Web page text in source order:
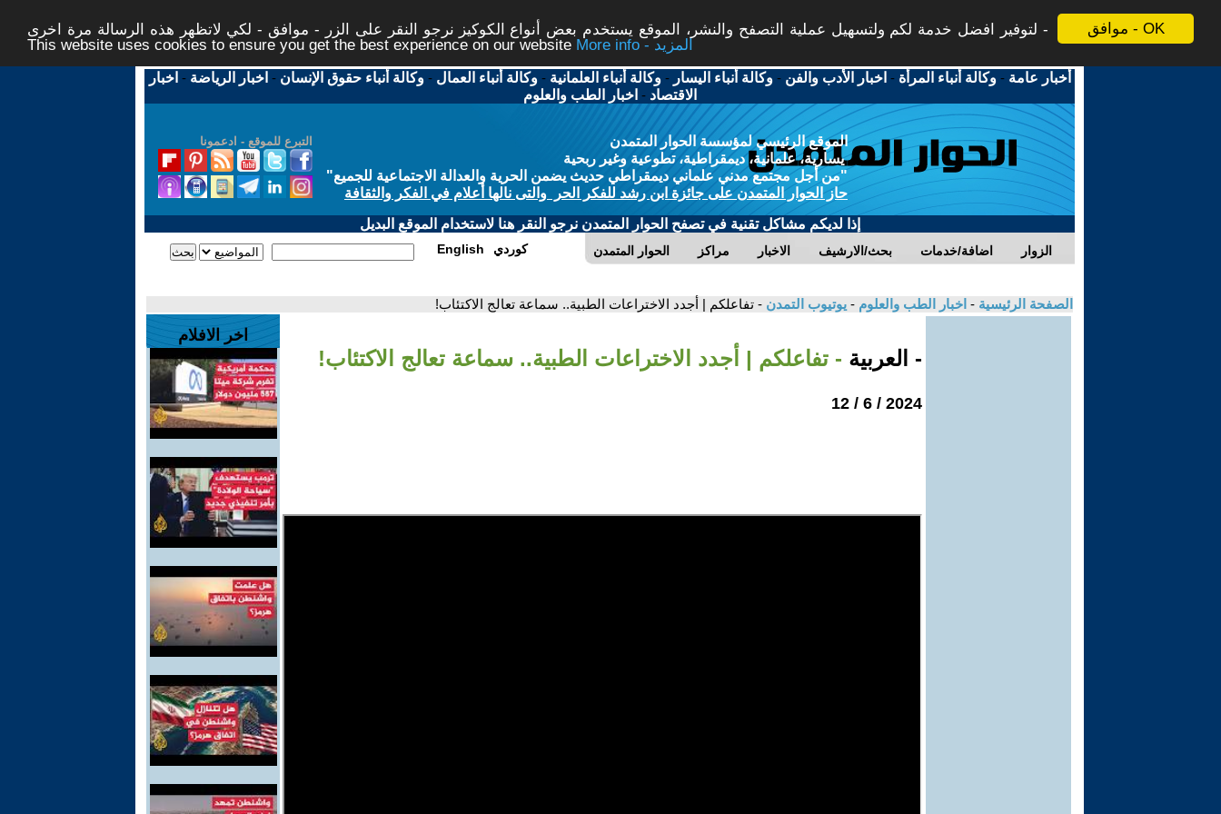
موافق - OK
لتوفير افضل خدمة لكم ولتسهيل عملية التصفح والنشر، الموقع يستخدم بعض أنواع الكوكيز نرجو النقر على الزر - موافق - لكي لاتظهر هذه الرسالة مرة اخرى -
This website uses cookies to ensure you get the best experience on our website
More info - المزيد
أخبار عامة -وكالة أنباء المرأة - اخبار الأدب والفن -وكالة أنباء اليسار -وكالة أنباء العلمانية -وكالة أنباء العمال -وكالة أنباء حقوق الإنسان - اخبار الرياضة - اخبار
الاقتصاد - اخبار الطب والعلوم
التبرع للموقع - ادعمونا
الموقع الرئيسي لمؤسسة الحوار المتمدن
يسارية، علمانية، ديمقراطية، تطوعية وغير ربحية
"من أجل مجتمع مدني علماني ديمقراطي حديث يضمن الحرية والعدالة الاجتماعية للجميع"
حاز الحوار المتمدن على جائزة ابن رشد للفكر الحر والتى نالها أعلام في الفكر والثقافة
إذا لديكم مشاكل تقنية في تصفح الحوار المتمدن نرجو النقر هنا لاستخدام الموقع البديل
الحوار المتمدن مراكز الاخبار بحث/الارشيف اضافة/خدمات الزوار English كوردي
الصفحة الرئيسية - اخبار الطب والعلوم - يوتيوب التمدن - تفاعلكم | أجدد الاختراعات الطبية.. سماعة تعالج الاكتئاب!
- العربية - تفاعلكم | أجدد الاختراعات الطبية.. سماعة تعالج الاكتئاب!
2024 / 6 / 12
اخر الافلام